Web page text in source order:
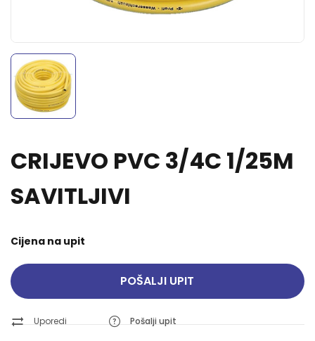
CRIJEVO PVC 3/4C 1/25M
SAVITLJIVI
Cijena na upit
POŠALJI UPIT
Uporedi Pošalji upit